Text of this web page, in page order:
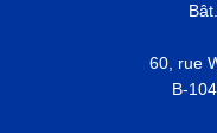
60, rue
B-